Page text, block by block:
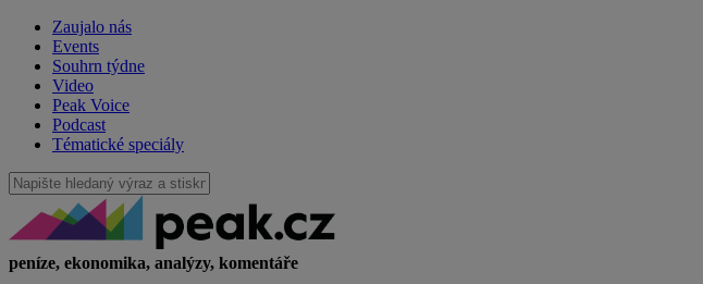
Zaujalo nás
Events
Souhrn týdne
Video
Peak Voice
Podcast
Tématické speciály
peníze, ekonomika, analýzy, komentáře